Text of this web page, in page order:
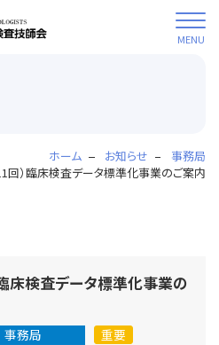
MENU
ホーム お知らせ
事務局
11回）臨床検査データ標準化事業のご案内
事務局 重要